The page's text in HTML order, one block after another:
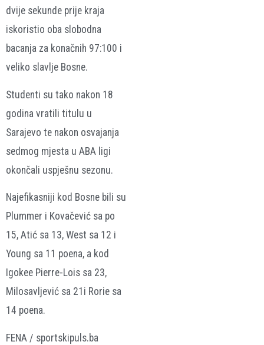
dvije sekunde prije kraja
iskoristio oba slobodna
bacanja za konačnih 97:100 i
veliko slavlje Bosne.
Studenti su tako nakon 18
godina vratili titulu u
Sarajevo te nakon osvajanja
sedmog mjesta u ABA ligi
okončali uspješnu sezonu.
Najefikasniji kod Bosne bili su
Plummer i Kovačević sa po
15, Atić sa 13, West sa 12 i
Young sa 11 poena, a kod
Igokee Pierre-Lois sa 23,
Milosavljević sa 21i Rorie sa
14 poena.
FENA / sportskipuls.ba